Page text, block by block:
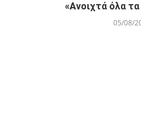
«Ανοιχτά όλα
05/08/